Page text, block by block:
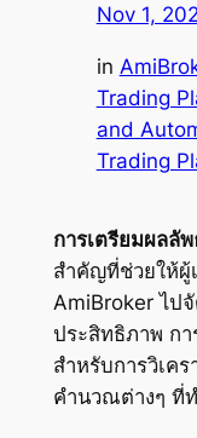
Nov 1,
in
Trading
and
Trading
การเตรียมผลลั
สำคัญที่ช่วยให้ผู้
AmiBroker ไป
ประสิทธิภาพ กา
สำหรับการวิเค
คำนวณต่างๆ ที่